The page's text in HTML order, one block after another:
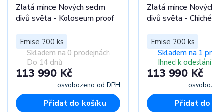
Zlatá mince Nových sedm
divů světa - Koloseum proof
Emise 200 ks
Skladem na 0 prodejnách
Do 14 dnů
113 990 Kč
osvobozeno od DPH
Přidat do košíku
Zlatá mince Nových
divů světa -
Emise 200 ks
Skladem na 1
Ihned k odeslání
113 990 Kč
Přidat do